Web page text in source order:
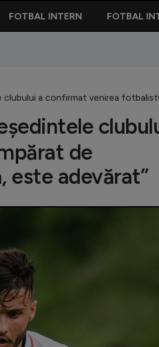
FOTBAL INTERN FOTBAL
a confirmat venirea
de
este adevărat”